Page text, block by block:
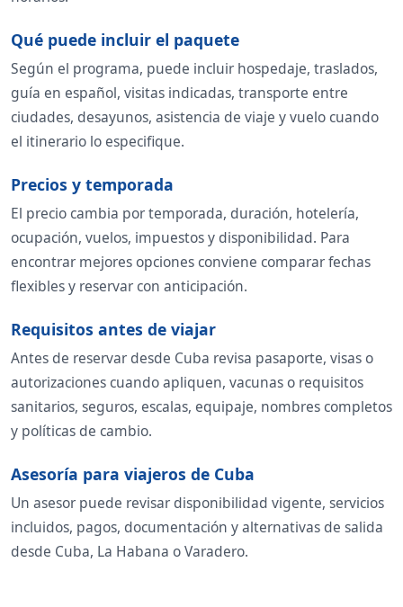
Qué puede incluir el paquete
Según el programa, puede incluir hospedaje, traslados,
guía en español, visitas indicadas, transporte entre
ciudades, desayunos, asistencia de viaje y vuelo cuando
el itinerario lo especifique.
Precios y temporada
El precio cambia por temporada, duración, hotelería,
ocupación, vuelos, impuestos y disponibilidad. Para
encontrar mejores opciones conviene comparar fechas
flexibles y reservar con anticipación.
Requisitos antes de viajar
Antes de reservar desde Cuba revisa pasaporte, visas o
autorizaciones cuando apliquen, vacunas o requisitos
sanitarios, seguros, escalas, equipaje, nombres completos
y políticas de cambio.
Asesoría para viajeros de Cuba
Un asesor puede revisar disponibilidad vigente, servicios
incluidos, pagos, documentación y alternativas de salida
desde Cuba, La Habana o Varadero.